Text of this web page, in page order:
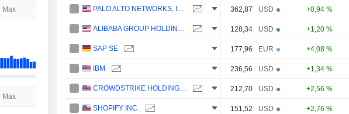
PALO ALTO NETWORKS, INC. 362,87 USD +0,94 %
ALIBABA GROUP HOLDING LIMITED 128,34 USD +1,20 %
SAP SE 177,96 EUR +4,08 %
IBM 236,56 USD +1,34 %
CROWDSTRIKE HOLDINGS, INC. 212,70 USD +2,56 %
SHOPIFY INC. 151,52 USD +2,76 %